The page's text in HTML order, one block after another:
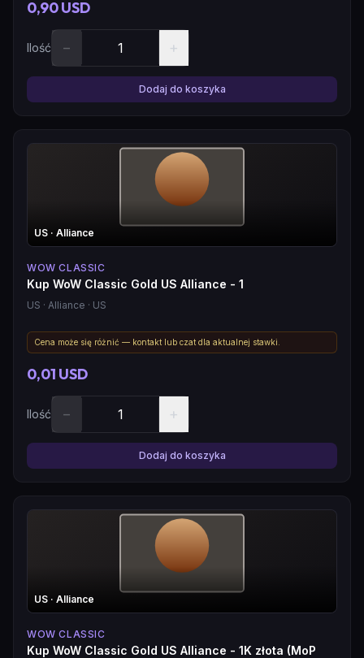
0,90 USD
Ilość − +
Dodaj do koszyka
US · Alliance
WOW CLASSIC
Kup WoW Classic Gold US Alliance - 1
US · Alliance · US
Cena może się różnić — kontakt lub czat dla aktualnej stawki.
0,01 USD
Ilość − +
Dodaj do koszyka
US · Alliance
WOW CLASSIC
Kup WoW Classic Gold US Alliance - 1K złota (MoP